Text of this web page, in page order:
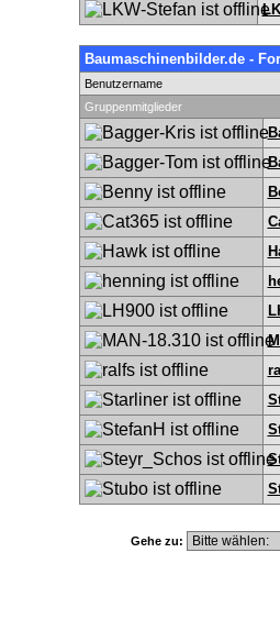
Baumaschinenbilder.de -
Benutzername
Gruppenmitglieder
Gehe zu: